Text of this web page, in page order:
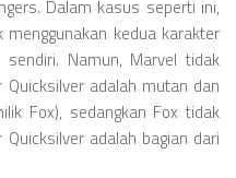
Dalam kasus seperti ini,
kedua karakter
Namun, Marvel tidak
adalah mutan dan
Fox), sedangkan Fox tidak
adalah bagian dari